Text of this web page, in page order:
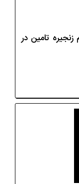
تامین در